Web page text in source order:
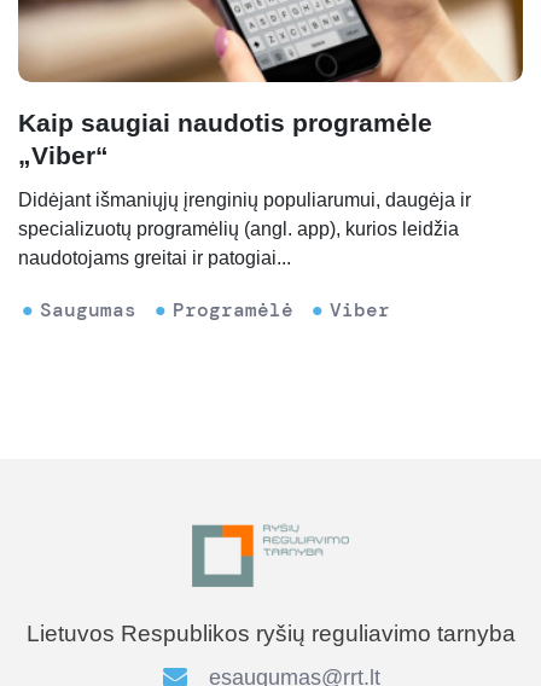
Kaip saugiai naudotis programėle
„Viber“
Didėjant išmaniųjų įrenginių populiarumui, daugėja ir
specializuotų programėlių (angl. app), kurios leidžia
naudotojams greitai ir patogiai...
Saugumas Programėlė Viber
Lietuvos Respublikos ryšių reguliavimo tarnyba
esaugumas@rrt.lt